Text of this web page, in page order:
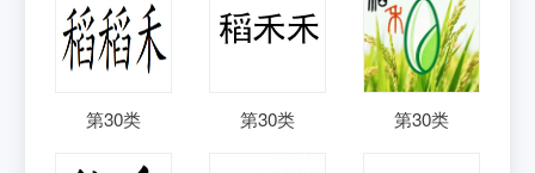
第30类 第30类 第30类